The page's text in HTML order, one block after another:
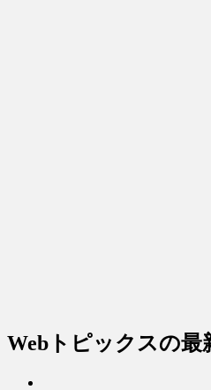
Webトピックスの最